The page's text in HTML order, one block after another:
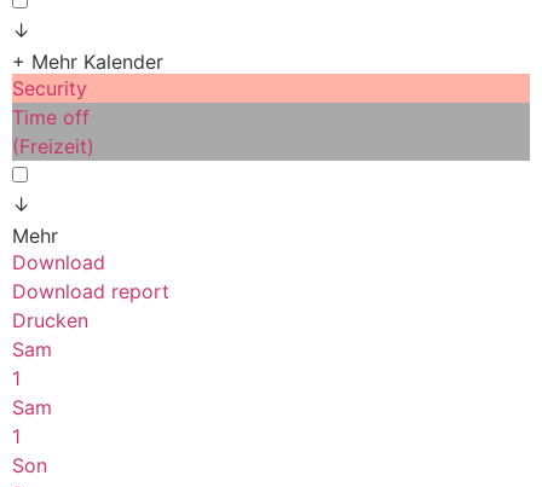
↓
+ Mehr Kalender
Security
Time off
(Freizeit)
↓
Mehr
Download
Download report
Drucken
Sam
1
Sam
1
Son